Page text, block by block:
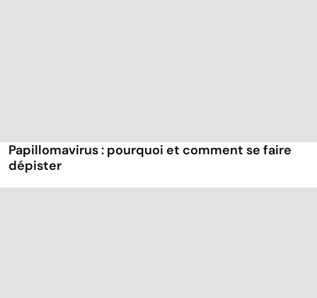
Papillomavirus : pourquoi et comment se faire
dépister